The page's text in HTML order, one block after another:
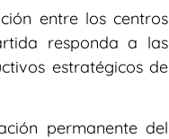
entre los centros
responda a las
estratégicos de
permanente del